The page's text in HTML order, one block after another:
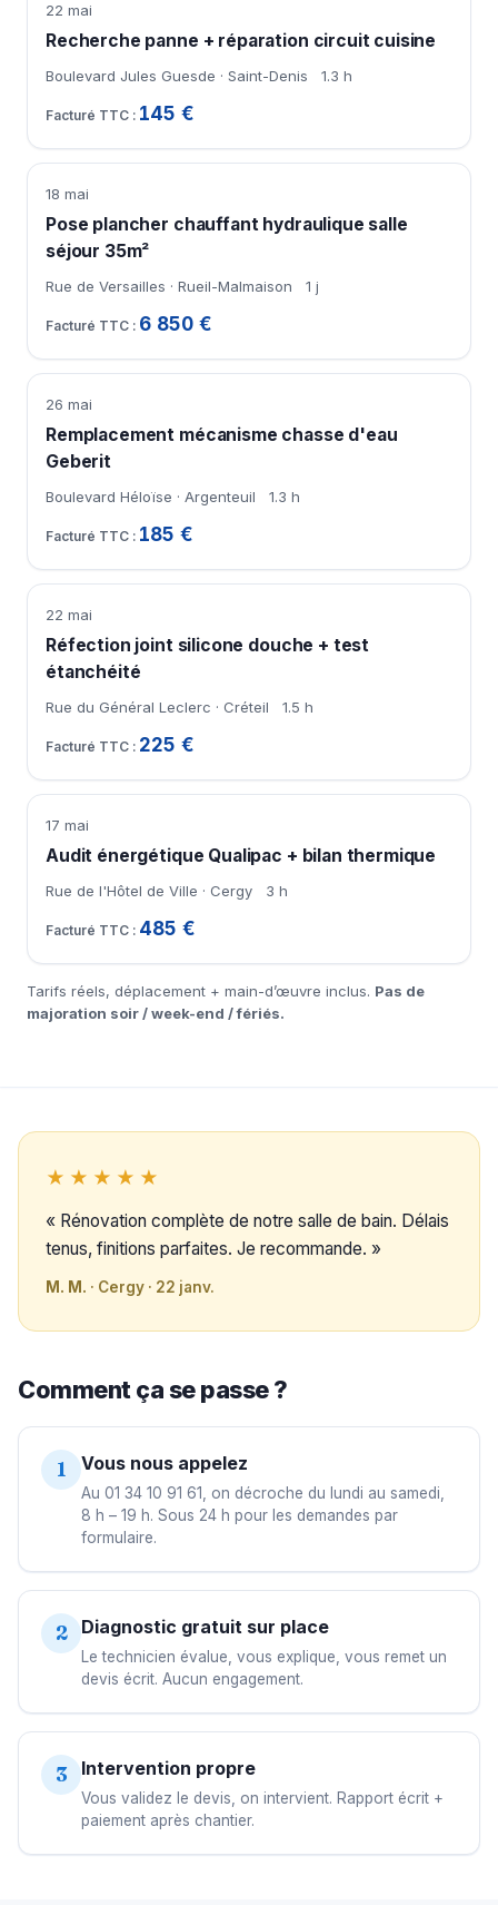
22 mai
Recherche panne + réparation circuit cuisine
Boulevard Jules Guesde · Saint-Denis 1.3 h
145 €
18 mai
Pose plancher chauffant hydraulique salle
séjour 35m²
Rue de Versailles · Rueil-Malmaison 1 j
6 850 €
26 mai
Remplacement mécanisme chasse d'eau
Geberit
Boulevard Héloïse · Argenteuil 1.3 h
185 €
22 mai
Réfection joint silicone douche + test
étanchéité
Rue du Général Leclerc · Créteil 1.5 h
225 €
17 mai
Audit énergétique Qualipac + bilan thermique
Rue de l'Hôtel de Ville · Cergy 3 h
485 €
Tarifs réels, déplacement + main-d’œuvre inclus. Pas de
majoration soir / week-end / fériés.
★★★★★
« Rénovation complète de notre salle de bain. Délais
tenus, finitions parfaites. Je recommande. »
M. M. · Cergy · 22 janv.
Comment ça se passe ?
1 Vous nous appelez
Au 01 34 10 91 61, on décroche du lundi au samedi,
8 h – 19 h. Sous 24 h pour les demandes par
formulaire.
2 Diagnostic gratuit sur place
Le technicien évalue, vous explique, vous remet un
devis écrit. Aucun engagement.
3 Intervention propre
Vous validez le devis, on intervient. Rapport écrit +
paiement après chantier.